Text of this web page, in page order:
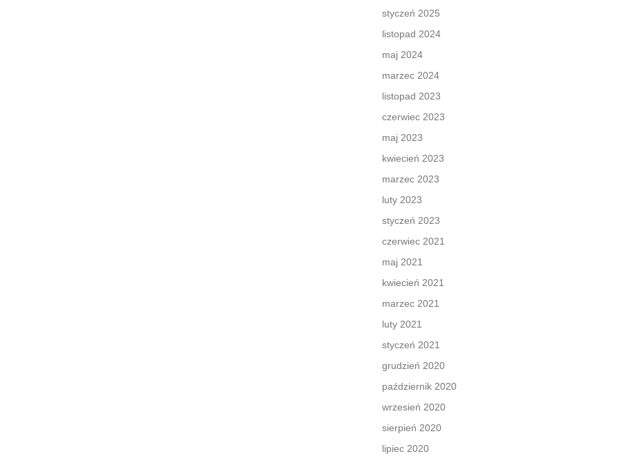
styczeń 2025
listopad 2024
maj 2024
marzec 2024
listopad 2023
czerwiec 2023
maj 2023
kwiecień 2023
marzec 2023
luty 2023
styczeń 2023
czerwiec 2021
maj 2021
kwiecień 2021
marzec 2021
luty 2021
styczeń 2021
grudzień 2020
październik 2020
wrzesień 2020
sierpień 2020
lipiec 2020